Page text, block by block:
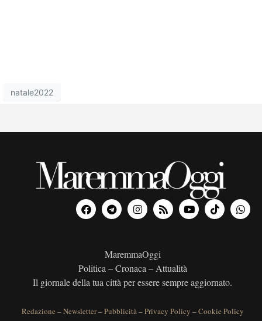
natale2022
MaremmaOggi
Politica – Cronaca – Attualità
Il giornale della tua città per essere sempre aggiornato.
Redazione –Newsletter–Pubblicità–Privacy Policy –Cookie Policy